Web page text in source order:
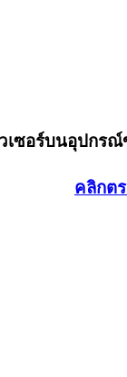
เซอร์บนอุปกร
คลิกต